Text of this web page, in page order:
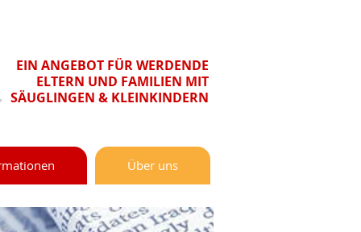
EIN ANGEBOT FÜR WERDENDE
ELTERN UND FAMILIEN MIT
SÄUGLINGEN & KLEINKINDERN
Über uns